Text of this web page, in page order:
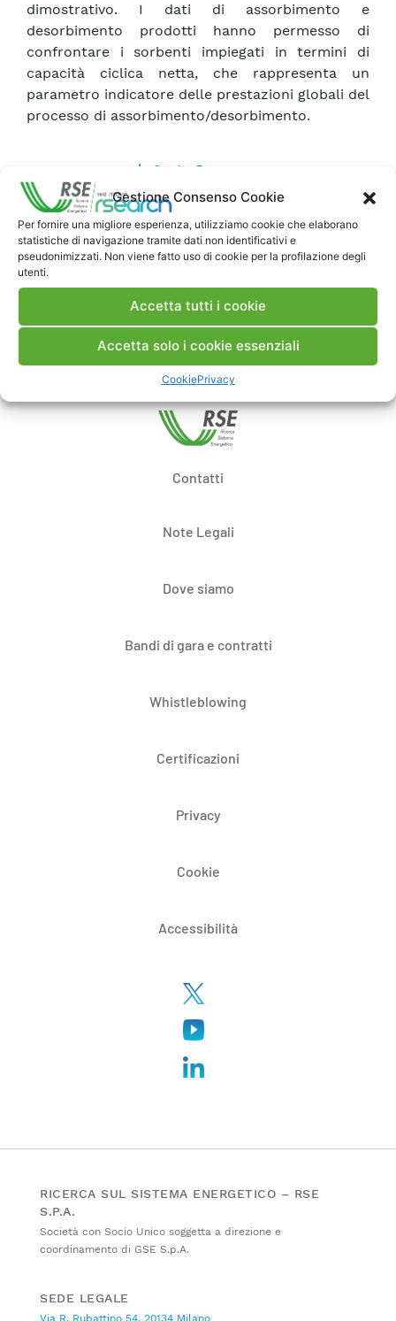
Gestione Consenso Cookie
Per fornire una migliore esperienza, utilizziamo cookie che elaborano
statistiche di navigazione tramite dati non identificativi e
pseudonimizzati. Non viene fatto uso di cookie per la profilazione degli
utenti.
Accetta tutti i cookie
Accetta solo i cookie essenziali
CookiePrivacy
dimostrativo. I dati di assorbimento e
desorbimento prodotti hanno permesso di
confrontare i sorbenti impiegati in termini di
capacità ciclica netta, che rappresenta un
parametro indicatore delle prestazioni globali del
processo di assorbimento/desorbimento.
Scarica Rapporto
Commenti
Pubblica un commento
Contatti
Note Legali
Dove siamo
Bandi di gara e contratti
Whistleblowing
Certificazioni
Privacy
Cookie
Accessibilità
RICERCA SUL SISTEMA ENERGETICO – RSE
S.P.A.
Società con Socio Unico soggetta a direzione e
coordinamento di GSE S.p.A.
SEDE LEGALE
Via R. Rubattino 54, 20134 Milano